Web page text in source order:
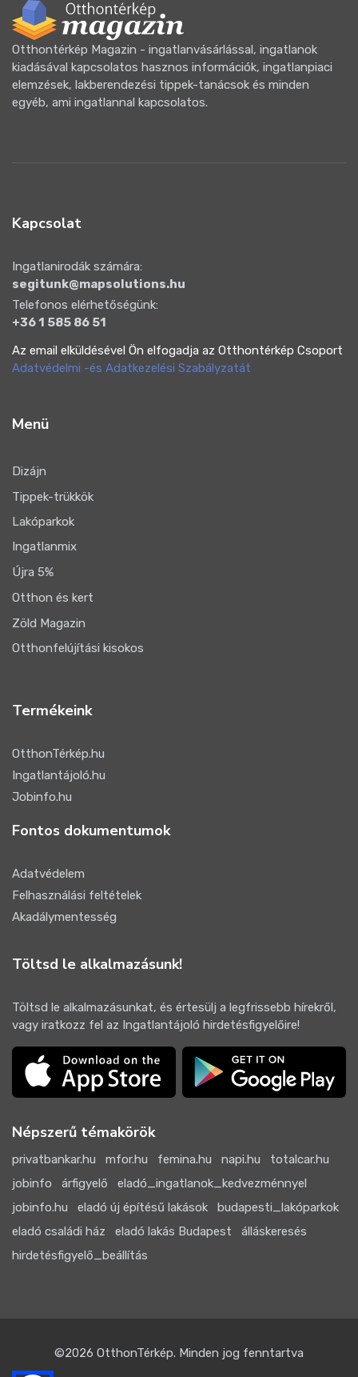
Otthontérkép Magazin - ingatlanvásárlással, ingatlanok
kiadásával kapcsolatos hasznos információk, ingatlanpiaci
elemzések, lakberendezési tippek-tanácsok és minden
egyéb, ami ingatlannal kapcsolatos.
Kapcsolat
Ingatlanirodák számára:
segitunk@mapsolutions.hu
Telefonos elérhetőségünk:
+36 1 585 86 51
Az email elküldésével Ön elfogadja az Otthontérkép Csoport
Adatvédelmi -és Adatkezelési Szabályzatát
Menü
Dizájn
Tippek-trükkök
Lakóparkok
Ingatlanmix
Újra 5%
Otthon és kert
Zöld Magazin
Otthonfelújítási kisokos
Termékeink
OtthonTérkép.hu
Ingatlantájoló.hu
Jobinfo.hu
Fontos dokumentumok
Adatvédelem
Felhasználási feltételek
Akadálymentesség
Töltsd le alkalmazásunk!
Töltsd le alkalmazásunkat, és értesülj a legfrissebb hírekről,
vagy iratkozz fel az Ingatlantájoló hirdetésfigyelőire!
Népszerű témakörök
privatbankar.hu mfor.hu femina.hu napi.hu
totalcar.hu
jobinfo
árfigyelő
eladó_ingatlanok_kedvezménnyel
jobinfo.hu
eladó új építésű lakások
budapesti_lakóparkok
eladó családi ház
eladó lakás Budapest
álláskeresés
hirdetésfigyelő_beállítás
©2026 OtthonTérkép. Minden jog fenntartva